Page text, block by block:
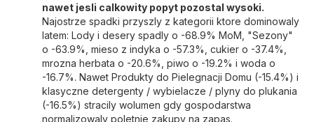
nawet jesli calkowity popyt pozostal wysoki.
Najostrze spadki przyszly z kategorii ktore dominowaly
latem: Lody i desery spadly o -68.9% MoM, "Sezony"
o -63.9%, mieso z indyka o -57.3%, cukier o -37.4%,
mrozna herbata o -20.6%, piwo o -19.2% i woda o
-16.7%. Nawet Produkty do Pielegnacji Domu (-15.4%) i
klasyczne detergenty / wybielacze / plyny do plukania
(-16.5%) stracily wolumen gdy gospodarstwa
normalizowaly poletnie zakupy na zapas.